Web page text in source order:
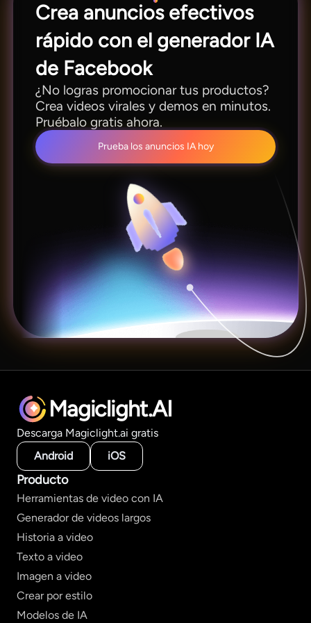
Crea anuncios efectivos
rápido con el generador IA
de Facebook
¿No logras promocionar tus productos?
Crea videos virales y demos en minutos.
Pruébalo gratis ahora.
Prueba los anuncios IA hoy
Magiclight.AI
Descarga Magiclight.ai gratis
Android
iOS
Producto
Herramientas de video con IA
Generador de videos largos
Historia a video
Texto a video
Imagen a video
Crear por estilo
Modelos de IA